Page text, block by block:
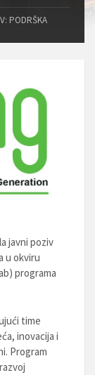
PODRŠKA
javni poziv
u okviru
programa
time
inovacija i
Program